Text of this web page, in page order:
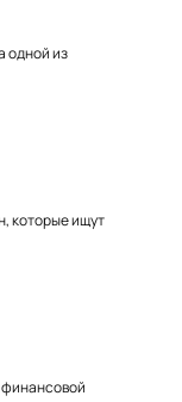
одной из
которые ищут